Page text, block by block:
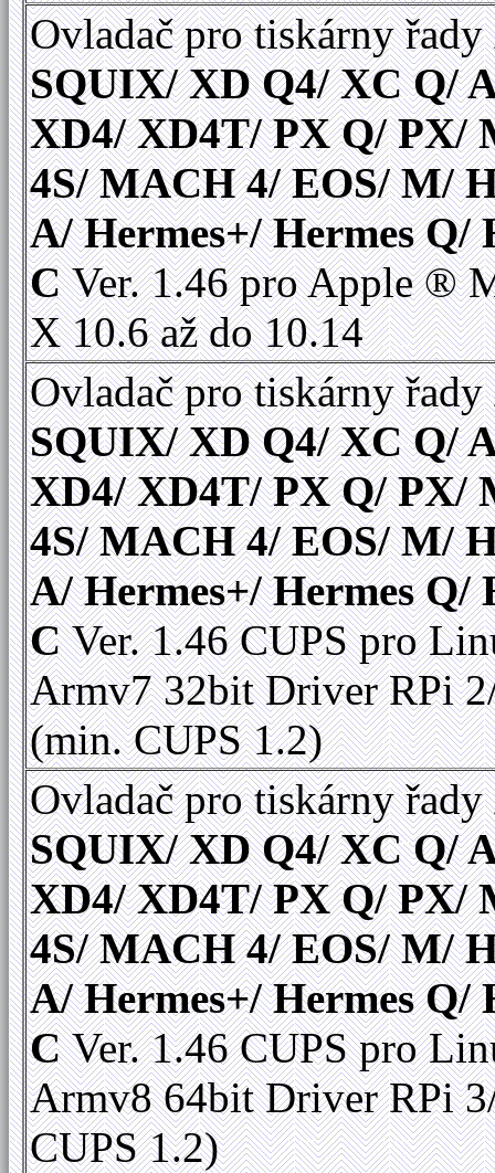
Ovladač pro tiskárny řady
SQUIX/ XD Q4/ XC Q/
XD4/ XD4T/ PX Q/ PX/
4S/ MACH 4/ EOS/ M/
A/ Hermes+/ Hermes Q/
CVer. 1.46 pro Apple ®
X 10.6 až do 10.14
Ovladač pro tiskárny řady
SQUIX/ XD Q4/ XC Q/
XD4/ XD4T/ PX Q/ PX/
4S/ MACH 4/ EOS/ M/
A/ Hermes+/ Hermes Q/
CVer. 1.46 CUPS pro
Armv7 32bit Driver RPi
(min. CUPS 1.2)
Ovladač pro tiskárny řady
SQUIX/ XD Q4/ XC Q/
XD4/ XD4T/ PX Q/ PX/
4S/ MACH 4/ EOS/ M/
A/ Hermes+/ Hermes Q/
CVer. 1.46 CUPS pro
Armv8 64bit Driver RPi
CUPS 1.2)